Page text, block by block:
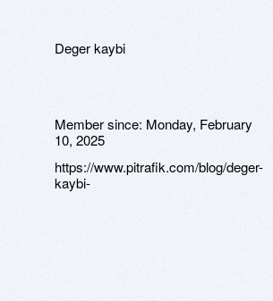
Deger kaybi
Member since: Monday, February
10, 2025
https://www.pitrafik.com/blog/deger-
kaybi-